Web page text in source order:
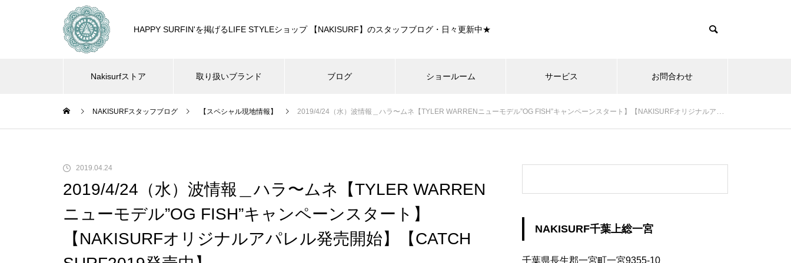
HAPPY SURFIN'を掲げるLIFE STYLEショップ 【NAKISURF】のスタッフブログ・日々更新中★
Nakisurfストア 取り扱いブランド ブログ ショールーム サービス お問合わせ
NAKISURFスタッフブログ 【スペシャル現地情報】 2019/4/24（水）波情報＿ハラ〜ムネ【TYLER WARRENニューモデル”OG FISH”キャンペーンスタート】【NAKISURFオリジナルアパレル発売開始】【CATCH SURF2019発売中】
2019.04.24
2019/4/24（水）波情報＿ハラ〜ムネ【TYLER WARREN
ニューモデル”OG FISH”キャンペーンスタート】
【NAKISURFオリジナルアパレル発売開始】【CATCH
NAKISURF千葉上総一宮
千葉県長生郡一宮町一宮9355-10